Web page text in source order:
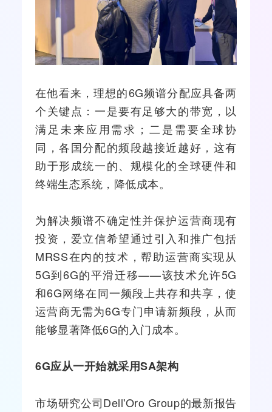
在他看来，理想的6G频谱分配应具备两
个关键点：一是要有足够大的带宽，以
满足未来应用需求；二是需要全球协
同，各国分配的频段越接近越好，这有
助于形成统一的、规模化的全球硬件和
终端生态系统，降低成本。
为解决频谱不确定性并保护运营商现有
投资，爱立信希望通过引入和推广包括
MRSS在内的技术，帮助运营商实现从
5G到6G的平滑迁移——该技术允许5G
和6G网络在同一频段上共存和共享，使
运营商无需为6G专门申请新频段，从而
能够显著降低6G的入门成本。
6G应从一开始就采用SA架构
市场研究公司Dell'Oro Group的最新报告